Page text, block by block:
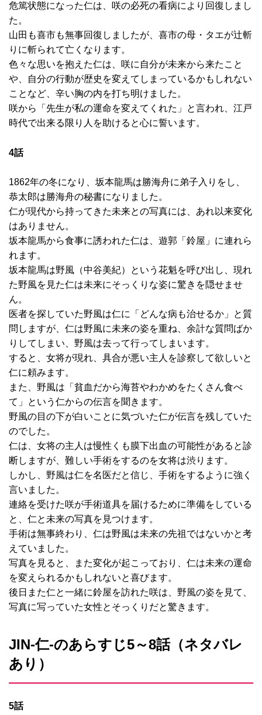
危篤状態になった仁は、咲の必死の看病により回復しまし
た。
山田も喜市も無事回復しましたが、喜市の母・タエが辻斬
りに斬られて亡くなります。
色々な思いを抱えた仁は、咲に自分が未来から来たこと
や、自分の行動が歴史を変えてしまっているかもしれない
ことなど、辛い胸の内を打ち明けました。
咲から「先生が私の運命を変えてくれた」と言われ、江戸
時代で出来る限り人を助けると心に誓います。
4話
1862年の冬になり、坂本龍馬は勝海舟に弟子入りをし、
恭太郎は勝海舟の秘書になりました。
仁が現代から持ってきた未来との写真には、あれ以来変化
はありません。
坂本龍馬から食事に誘われた仁は、遊郭「鈴屋」に連れら
れます。
坂本龍馬は野風（中谷美紀）という花魁を呼び出し、現れ
た野風を見た仁は未来にそっくりな姿に驚きを隠せませ
ん。
医者を探していた野風は仁に「どんな病も治せるか」と質
問しますが、仁は野風に未来の姿を重ね、余計な質問ばか
りしてしまい、野風は去って行ってしまいます。
すると、女将が現れ、具合が悪い主人を診察して欲しいと
仁に頼みます。
また、野風は「貧血だから海苔やわかめをたくさん食べ
て」という仁からの伝言を聞きます。
野風の目の下が白いことに気づいた仁が伝言を残していた
のでした。
仁は、女将の主人は慢性くも膜下出血の可能性があると診
断しますが、難しい手術をするのを女将は渋ります。
しかし、野風は仁を名医だと信じ、手術をするように強く
言いました。
連絡を受けた咲が手術道具を届けるために準備をしている
と、仁と未来の写真を見つけます。
手術は無事終わり、仁は野風は未来の先祖ではないかと考
えていました。
写真を見ると、また変化が起こっており、仁は未来の運命
を変えられるかもしれないと喜びます。
後日また仁と一緒に鈴屋を訪れた咲は、野風の姿を見て、
写真に写っていた女性とそっくりだと驚きます。
JIN-仁‐のあらすじ5～8話（ネタバレ
あり）
5話